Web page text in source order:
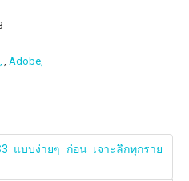
Adobe,
แบบง่ายๆ ก่อน เจาะลึกทุกราย